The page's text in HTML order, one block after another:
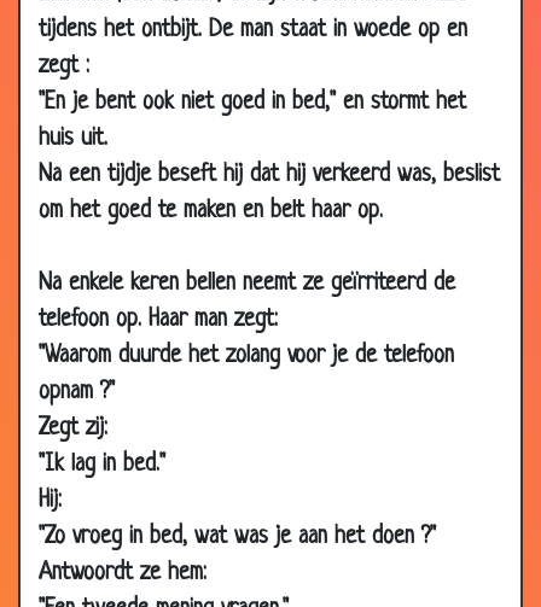
tijdens het ontbijt. De man staat in woede op en
zegt :
"En je bent ook niet goed in bed," en stormt het
huis uit.
Na een tijdje beseft hij dat hij verkeerd was, beslist
om het goed te maken en belt haar op.
Na enkele keren bellen neemt ze geïrriteerd de
telefoon op. Haar man zegt:
"Waarom duurde het zolang voor je de telefoon
opnam ?"
Zegt zij:
"Ik lag in bed."
Hij:
"Zo vroeg in bed, wat was je aan het doen ?"
Antwoordt ze hem:
20 Aug
2006
De buurman 3.15
15 Aug
2006
Geurtje 3.17
15 Aug
2006
Adam en Eva 2.90
2006
11 Aug
2006
Vreemd gaan
04 Aug
2006
31 Jul
2006
29 Jul
Sollicitatie